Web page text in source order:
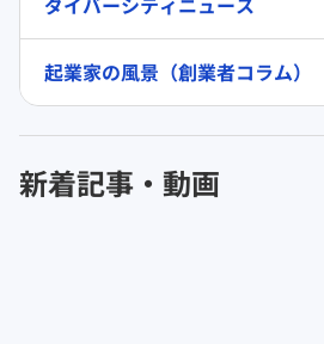
起業家の風景（創業者コラム）
新着記事・動画